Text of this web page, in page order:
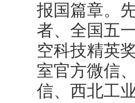
报国篇章。
者、全国五
空科技精英
室官方微信
信、西北工